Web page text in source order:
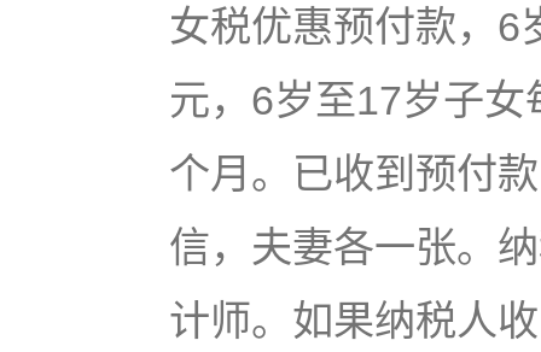
女税优惠预付款，6
元，6岁至17岁子
个月。已收到预付
信，夫妻各一张。
计师。如果纳税人